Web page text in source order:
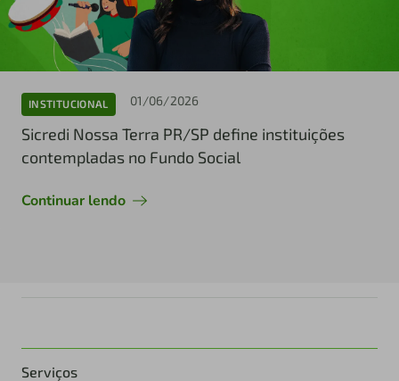
INSTITUCIONAL 01/06/2026
Sicredi Nossa Terra PR/SP define instituições
contempladas no Fundo Social
Continuar lendo
Serviços